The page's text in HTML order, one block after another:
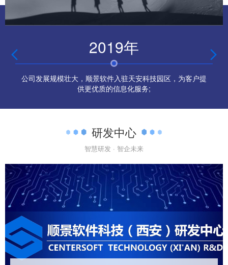
2019年
公司发展规模壮大，顺景软件入驻天安科技园区，为客户提
供更优质的信息化服务;
 
研发中心
智慧研发 · 智企未来